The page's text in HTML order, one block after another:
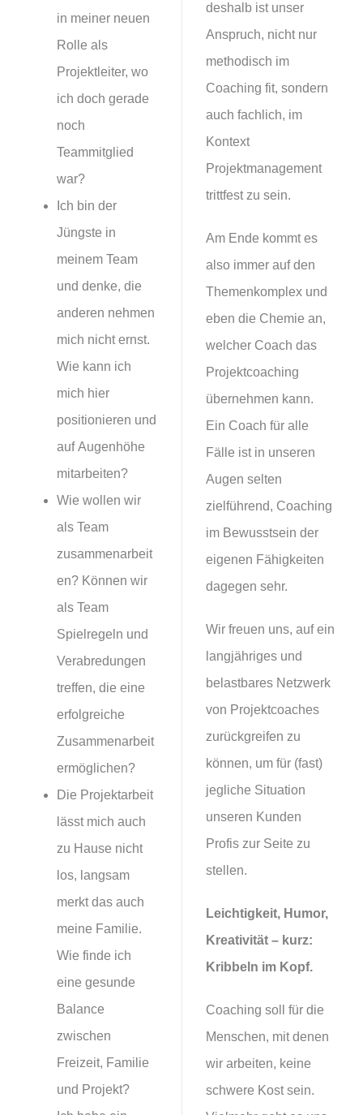
in meiner neuen
Rolle als
Projektleiter, wo
ich doch gerade
noch
Teammitglied
war?
Ich bin der
Jüngste in
meinem Team
und denke, die
anderen nehmen
mich nicht ernst.
Wie kann ich
mich hier
positionieren und
auf Augenhöhe
mitarbeiten?
Wie wollen wir
als Team
zusammenarbeit
en? Können wir
als Team
Spielregeln und
Verabredungen
treffen, die eine
erfolgreiche
Zusammenarbeit
ermöglichen?
Die Projektarbeit
lässt mich auch
zu Hause nicht
los, langsam
merkt das auch
meine Familie.
Wie finde ich
eine gesunde
Balance
zwischen
Freizeit, Familie
und Projekt?
deshalb ist unser
Anspruch, nicht nur
methodisch im
Coaching fit, sondern
auch fachlich, im
Kontext
Projektmanagement
trittfest zu sein.
Am Ende kommt es
also immer auf den
Themenkomplex und
eben die Chemie an,
welcher Coach das
Projektcoaching
übernehmen kann.
Ein Coach für alle
Fälle ist in unseren
Augen selten
zielführend, Coaching
im Bewusstsein der
eigenen Fähigkeiten
dagegen sehr.
Wir freuen uns, auf ein
langjähriges und
belastbares Netzwerk
von Projektcoaches
zurückgreifen zu
können, um für (fast)
jegliche Situation
unseren Kunden
Profis zur Seite zu
stellen.
Leichtigkeit, Humor,
Kreativität – kurz:
Kribbeln im Kopf.
Coaching soll für die
Menschen, mit denen
wir arbeiten, keine
schwere Kost sein.